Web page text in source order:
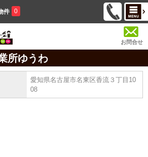
件 0
お問合せ
所ゆうわ
愛知県名古屋市名東区香流３丁目10
08